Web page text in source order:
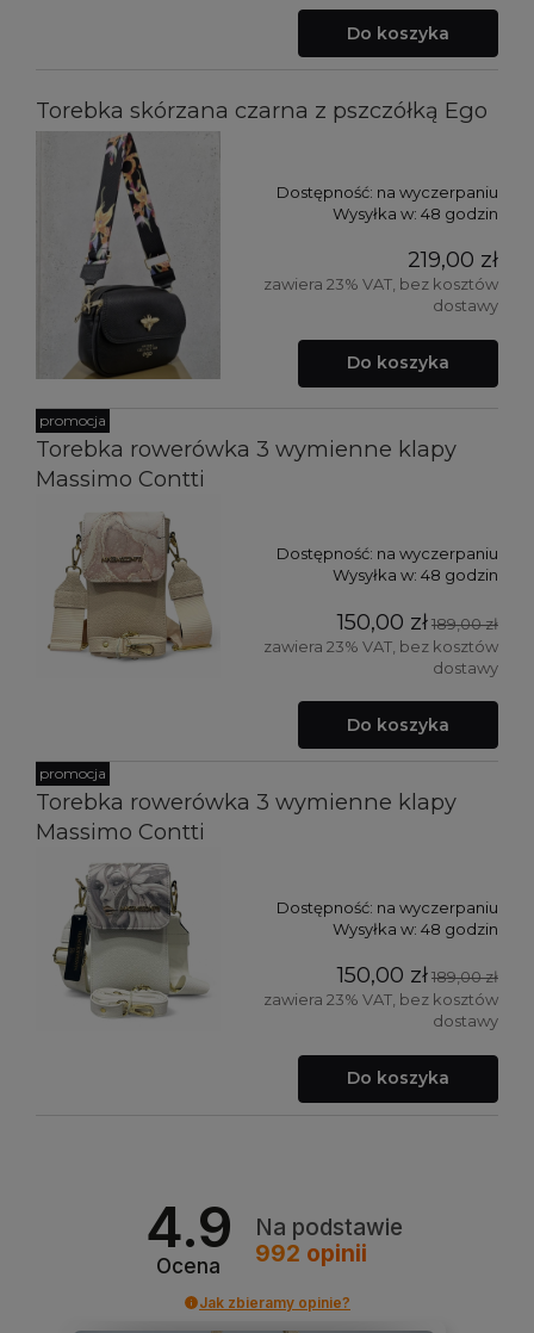
Do koszyka
Torebka skórzana czarna z pszczółką Ego
Dostępność: na wyczerpaniu
Wysyłka w: 48 godzin
219,00 zł
zawiera 23% VAT, bez kosztów
dostawy
Do koszyka
Torebka rowerówka 3 wymienne klapy
Massimo Contti
Dostępność: na wyczerpaniu
Wysyłka w: 48 godzin
150,00 zł189,00 zł
zawiera 23% VAT, bez kosztów
dostawy
Do koszyka
promocja
Torebka rowerówka 3 wymienne klapy
Massimo Contti
Dostępność: na wyczerpaniu
Wysyłka w: 48 godzin
150,00 zł189,00 zł
zawiera 23% VAT, bez kosztów
dostawy
Do koszyka
promocja
4.9
Ocena
Na podstawie
992 opinii
Jak zbieramy opinie?